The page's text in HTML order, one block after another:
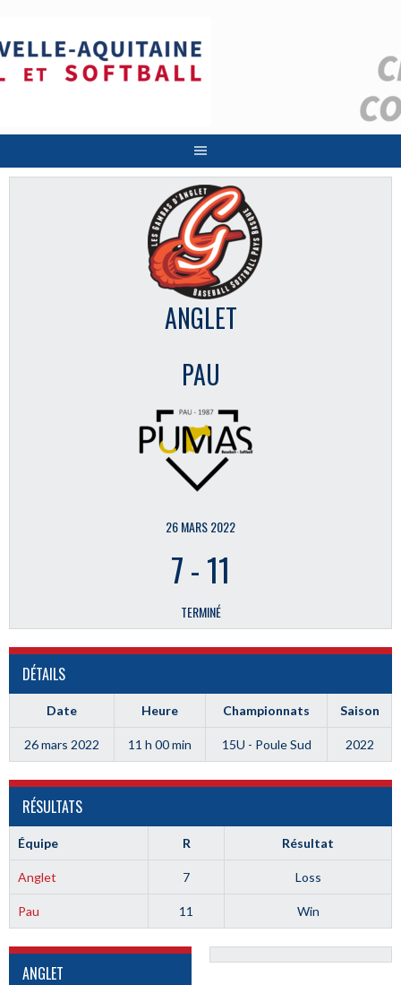
contenu
ANGLET
PAU
26 MARS 2022
7-11
TERMINÉ
DÉTAILS
Date Heure Championnats Saison
26 mars 2022 11 h 00 min 15U - Poule Sud 2022
RÉSULTATS
Équipe R Résultat
Anglet 7 Loss
Pau 11 Win
ANGLET